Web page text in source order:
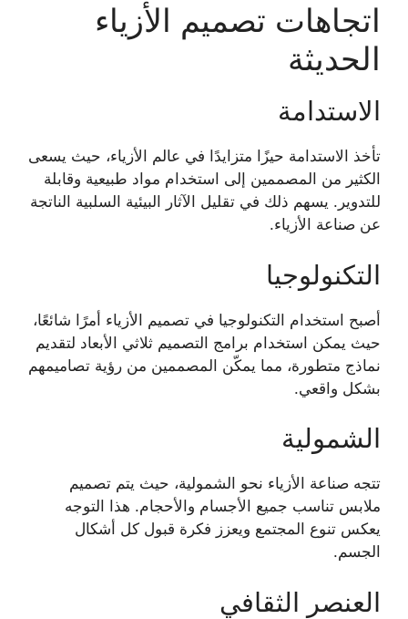
اتجاهات تصميم الأزياء
الحديثة
الاستدامة
تأخذ الاستدامة حيزًا متزايدًا في عالم الأزياء، حيث يسعى
الكثير من المصممين إلى استخدام مواد طبيعية وقابلة
للتدوير. يسهم ذلك في تقليل الآثار البيئية السلبية الناتجة
عن صناعة الأزياء.
التكنولوجيا
أصبح استخدام التكنولوجيا في تصميم الأزياء أمرًا شائعًا،
حيث يمكن استخدام برامج التصميم ثلاثي الأبعاد لتقديم
نماذج متطورة، مما يمكّن المصممين من رؤية تصاميمهم
بشكل واقعي.
الشمولية
تتجه صناعة الأزياء نحو الشمولية، حيث يتم تصميم
ملابس تناسب جميع الأجسام والأحجام. هذا التوجه
يعكس تنوع المجتمع ويعزز فكرة قبول كل أشكال
الجسم.
العنصر الثقافي